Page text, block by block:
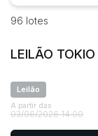
Veículos
Carros
Utilitário
Bairro
Judiciais
R$
96 lotes
LEILÃO
Leilão
A partir das
03/06/2026 14:00